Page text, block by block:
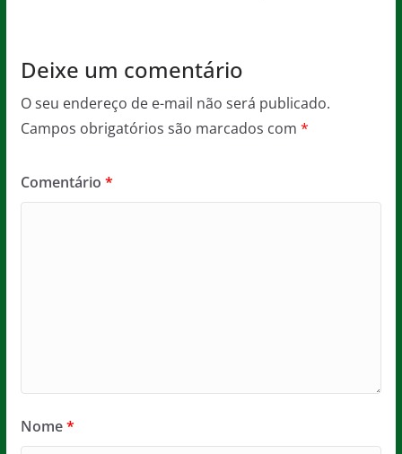
Deixe um comentário
O seu endereço de e-mail não será publicado.
Campos obrigatórios são marcados com *
Comentário *
Nome*